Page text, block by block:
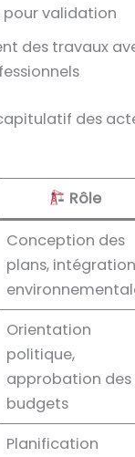
validation
des travaux
des
Rôle
Conception des
plans, intégration
Orientation
politique,
approbation des
budgets
Planification